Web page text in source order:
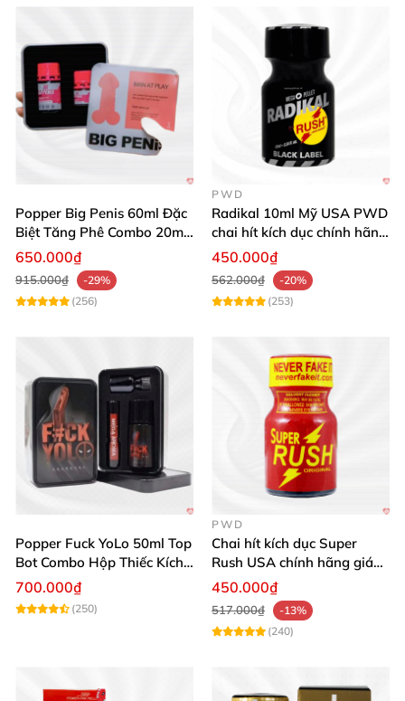
Popper Big Penis 60ml Đặc
Biệt Tăng Phê Combo 20ml
40ml
650.000₫
915.000₫
-29%
(256)
PWD
Radikal 10ml Mỹ USA PWD
chai hít kích dục chính hãng
siêu mạnh
450.000₫
562.000₫
-20%
(253)
Popper Fuck YoLo 50ml Top
Bot Combo Hộp Thiếc Kích
Thích Mua
700.000₫
(250)
PWD
Chai hít kích dục Super
Rush USA chính hãng giá
tốt
450.000₫
517.000₫
-13%
(240)